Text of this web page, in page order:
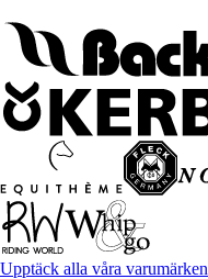
Upptäck alla våra varumärken